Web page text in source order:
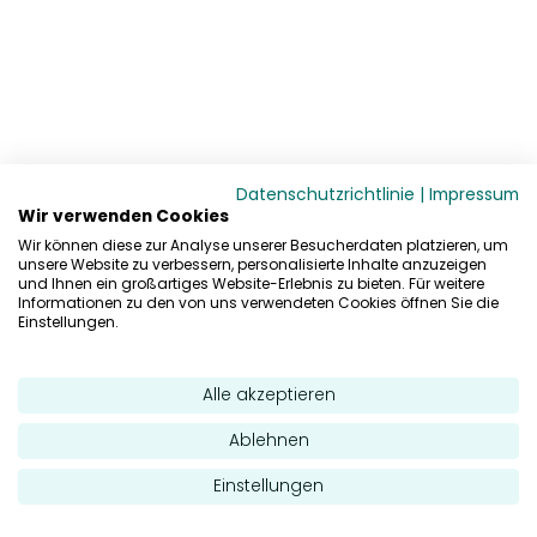
Datenschutzrichtlinie | Impressum
Wir verwenden Cookies
Wir können diese zur Analyse unserer Besucherdaten platzieren, um
unsere Website zu verbessern, personalisierte Inhalte anzuzeigen
und Ihnen ein großartiges Website-Erlebnis zu bieten. Für weitere
Informationen zu den von uns verwendeten Cookies öffnen Sie die
Einstellungen.
Alle akzeptieren
Ablehnen
Einstellungen